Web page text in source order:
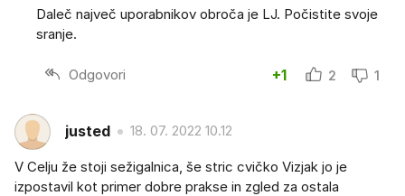
Daleč največ uporabnikov obroča je LJ. Počistite svoje
sranje.
Odgovori +1 2 1
justed 18. 07. 2022 10.12
V Celju že stoji sežigalnica, še stric cvičko Vizjak jo je
izpostavil kot primer dobre prakse in zgled za ostala